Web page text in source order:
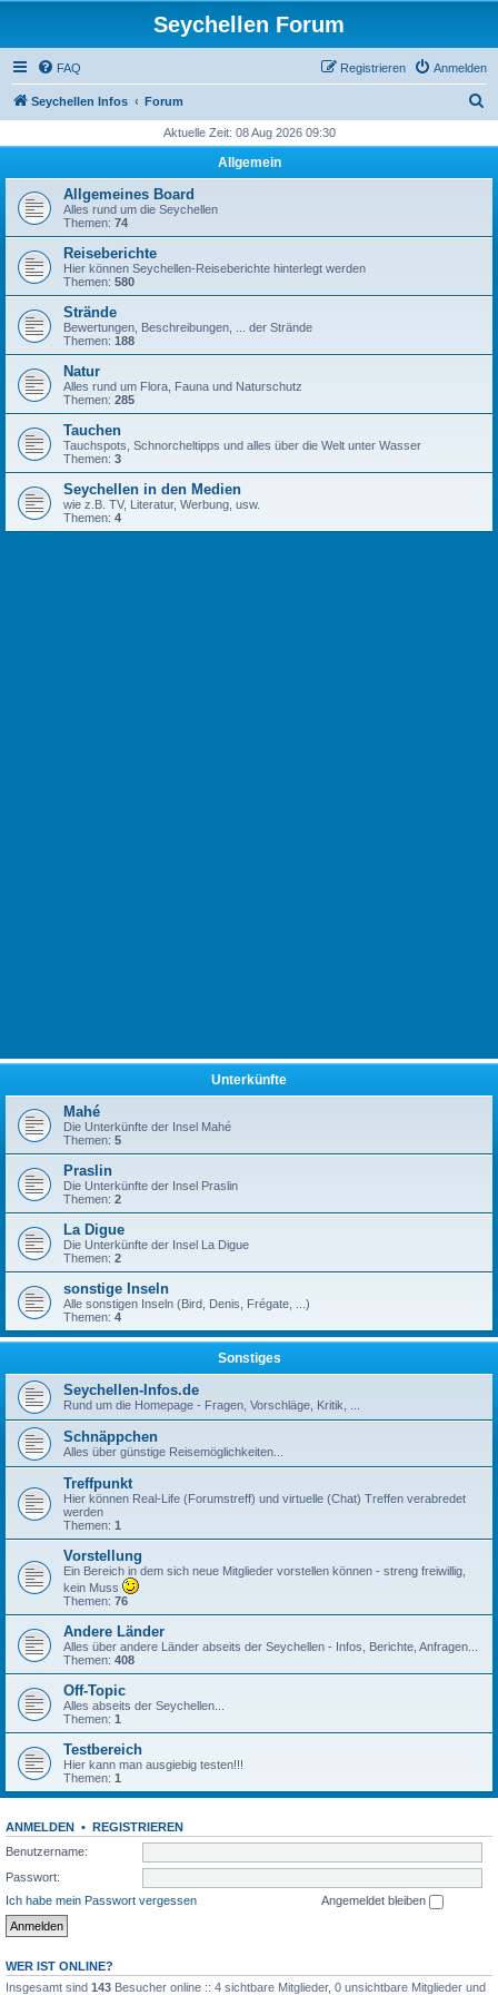
Seychellen Forum
FAQ Anmelden
Registrieren
Seychellen Infos Forum
h
Aktuelle Zeit: 08 Aug 2026 09:30
Allgemein
Allgemeines Board
Alles rund um die Seychellen
Themen: 74
Reiseberichte
Hier können Seychellen-Reiseberichte hinterlegt werden
Themen: 580
Strände
Bewertungen, Beschreibungen, ... der Strände
Themen: 188
Natur
Alles rund um Flora, Fauna und Naturschutz
Themen: 285
Tauchen
Tauchspots, Schnorcheltipps und alles über die Welt unter Wasser
Themen: 3
Seychellen in den Medien
wie z.B. TV, Literatur, Werbung, usw.
Themen: 4
Unterkünfte
Mahé
Die Unterkünfte der Insel Mahé
Themen: 5
Praslin
Die Unterkünfte der Insel Praslin
Themen: 2
La Digue
Die Unterkünfte der Insel La Digue
Themen: 2
sonstige Inseln
Alle sonstigen Inseln (Bird, Denis, Frégate, ...)
Themen: 4
Sonstiges
Seychellen-Infos.de
Rund um die Homepage - Fragen, Vorschläge, Kritik, ...
Schnäppchen
Alles über günstige Reisemöglichkeiten...
Treffpunkt
Hier können Real-Life (Forumstreff) und virtuelle (Chat) Treffen verabredet
werden
Themen: 1
Vorstellung
Ein Bereich in dem sich neue Mitglieder vorstellen können - streng freiwillig,
kein Muss
Themen: 76
Andere Länder
Alles über andere Länder abseits der Seychellen - Infos, Berichte, Anfragen...
Themen: 408
Off-Topic
Alles abseits der Seychellen...
Themen: 1
Testbereich
Hier kann man ausgiebig testen!!!
Themen: 1
ANMELDEN • REGISTRIEREN
Benutzername:
Passwort:
Ich habe mein Passwort vergessen
Angemeldet bleiben
WER IST ONLINE?
Insgesamt sind 143 Besucher online :: 4 sichtbare Mitglieder, 0 unsichtbare Mitglieder und